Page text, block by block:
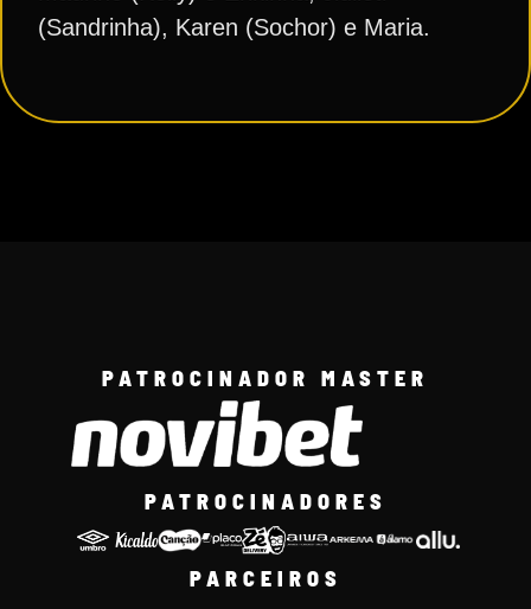
(Sandrinha), Karen (Sochor) e Maria.
PATROCINADOR MASTER
PATROCINADORES
PARCEIROS